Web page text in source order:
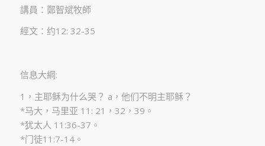
講員：鄭智斌牧師
經文：约12: 32-35
信息大綱:
1，主耶稣为什么哭？ a，他们不明主耶稣？
*马大，马里亚 11: 21，32，39。
*犹太人 11:36-37。
*门徒11:7-14。